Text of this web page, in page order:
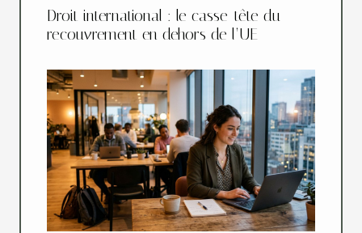
Droit international : le casse-tête du
recouvrement en dehors de l’UE